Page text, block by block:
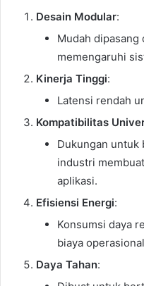
Desain Modular:
Mudah
memengaruhi
Kinerja Tinggi:
Latensi rendah
Kompatibilitas
Dukungan untuk
industri
aplikasi.
Efisiensi Energi:
Konsumsi daya
biaya
Daya Tahan: